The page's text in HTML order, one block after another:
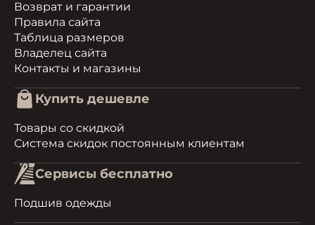
Возврат и гарантии
Правила сайта
Таблица размеров
Владелец сайта
Контакты и магазины
Купить дешевле
Товары со скидкой
Система скидок постоянным клиентам
Сервисы бесплатно
Подшив одежды